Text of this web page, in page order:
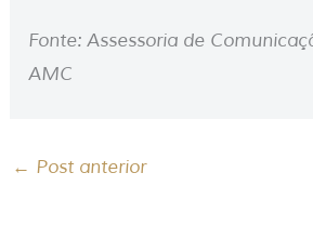
Fonte: Assessoria de
AMC
← Post anterior